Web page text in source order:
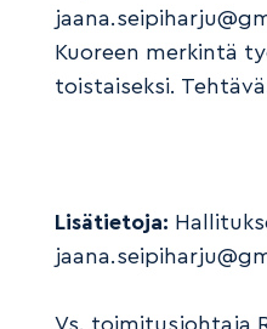
Kuoreen merkintä
toistaiseksi.
Lisätietoja: